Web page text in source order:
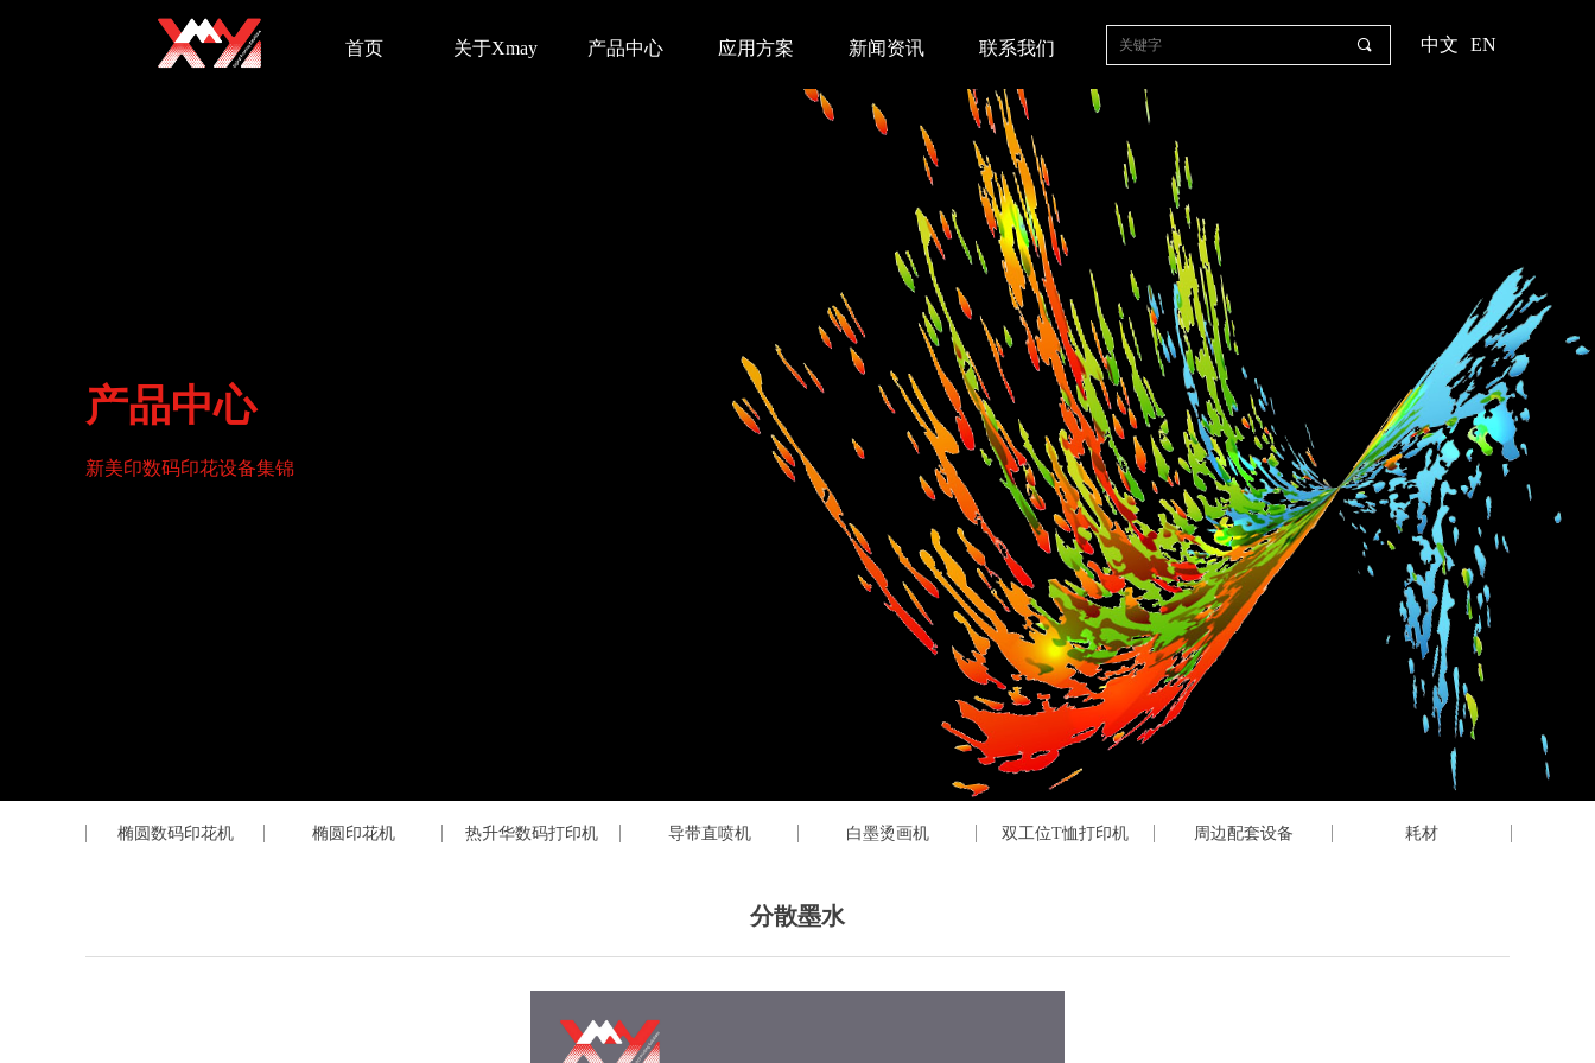
首页 关于Xmay 产品中心 应用方案 新闻资讯 联系我们 끠 中文 EN
椭圆数码印花机 椭圆印花机 热升华数码打印机 导带直喷机 白墨烫画机 双工位T恤打印机 周边配套设备 耗材
分散墨水
产品中心
新美印数码印花设备集锦